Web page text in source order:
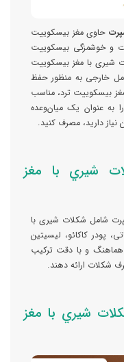
حاوی مغز بیسکوییت
و خوشمزگی بیسکوییت
شيری با مغز بيسکوييت
خارجی به منظور حفظ
بيسکوييت ترد، مناسب
به عنوان یک میان‌وعده
دارید، مصرف کنید.
شيري با مغز
شامل شکلات شیری با
پودر کاکائو، لیسیتین
هماهنگ و با دقت ترکیب
شکلات ارائه دهند.
هر 100 گرم شکلات شيري با مغز